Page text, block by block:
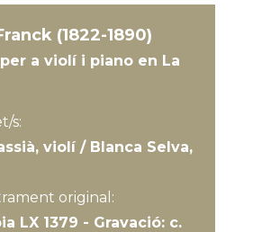
(1822-1890)
a violí i piano en La
s:
violí / Blanca Selva,
original:
LX 1379 - Gravació: c.